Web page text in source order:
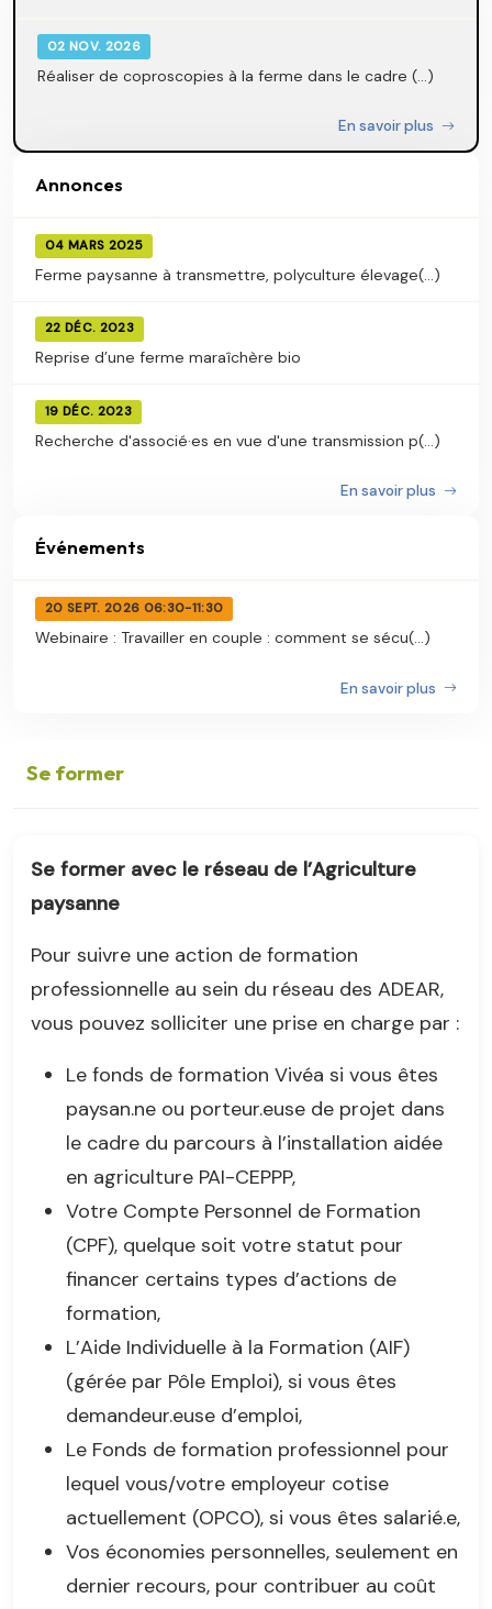
02 NOV. 2026
Réaliser de coproscopies à la ferme dans le cadre (...)
En savoir plus
Annonces
04 MARS 2025
Ferme paysanne à transmettre, polyculture élevage(...)
22 DÉC. 2023
Reprise d’une ferme maraîchère bio
19 DÉC. 2023
Recherche d'associé·es en vue d'une transmission p(...)
En savoir plus
Événements
20 SEPT. 2026 06:30-11:30
Webinaire : Travailler en couple : comment se sécu(...)
En savoir plus
Se former
Se former avec le réseau de l’Agriculture
paysanne
Pour suivre une action de formation
professionnelle au sein du réseau des ADEAR,
vous pouvez solliciter une prise en charge par :
Le fonds de formation Vivéa si vous êtes
paysan.ne ou porteur.euse de projet dans
le cadre du parcours à l’installation aidée
en agriculture PAI-CEPPP,
Votre Compte Personnel de Formation
(CPF), quelque soit votre statut pour
financer certains types d’actions de
formation,
L’Aide Individuelle à la Formation (AIF)
(gérée par Pôle Emploi), si vous êtes
demandeur.euse d’emploi,
Le Fonds de formation professionnel pour
lequel vous/votre employeur cotise
actuellement (OPCO), si vous êtes salarié.e,
Vos économies personnelles, seulement en
dernier recours, pour contribuer au coût